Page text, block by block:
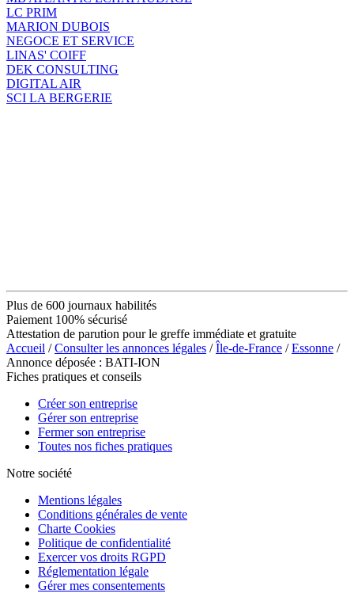
LC PRIM
MARION DUBOIS
NEGOCE ET SERVICE
LINAS' COIFF
DEK CONSULTING
DIGITAL AIR
SCI LA BERGERIE
Plus de 600 journaux habilités
Paiement 100% sécurisé
Attestation de parution pour le greffe immédiate et gratuite
Accueil /Consulter les annonces légales /Île-de-France /Essonne /
Annonce déposée : BATI-ION
Fiches pratiques et conseils
Créer son entreprise
Gérer son entreprise
Fermer son entreprise
Toutes nos fiches pratiques
Notre société
Mentions légales
Conditions générales de vente
Charte Cookies
Politique de confidentialité
Exercer vos droits RGPD
Réglementation légale
Gérer mes consentements